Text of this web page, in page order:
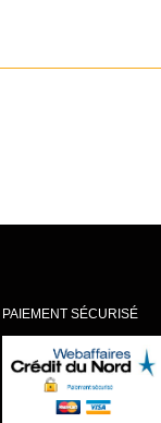
PAIEMENT SÉCURISÉ